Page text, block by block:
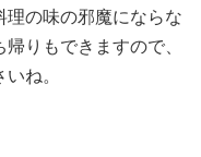
理の味の邪魔にならな
りもできますので、
ね。